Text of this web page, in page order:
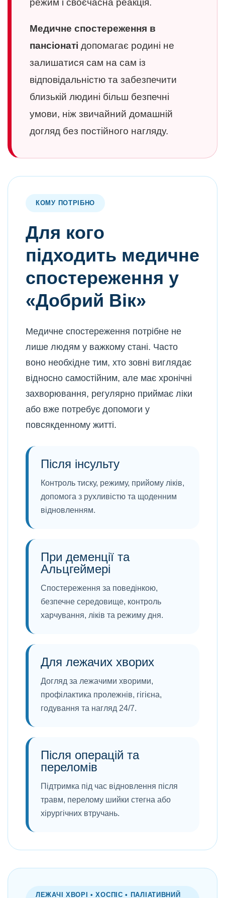
режим і своєчасна реакція.
Медичне спостереження в
пансіонаті допомагає родині не
залишатися сам на сам із
відповідальністю та забезпечити
близькій людині більш безпечні
умови, ніж звичайний домашній
догляд без постійного нагляду.
КОМУ ПОТРІБНО
Для кого
підходить медичне
спостереження у
«Добрий Вік»
Медичне спостереження потрібне не
лише людям у важкому стані. Часто
воно необхідне тим, хто зовні виглядає
відносно самостійним, але має хронічні
захворювання, регулярно приймає ліки
або вже потребує допомоги у
повсякденному житті.
Після інсульту
Контроль тиску, режиму, прийому ліків,
допомога з рухливістю та щоденним
відновленням.
При деменції та
Альцгеймері
Спостереження за поведінкою,
безпечне середовище, контроль
харчування, ліків та режиму дня.
Для лежачих хворих
Догляд за лежачими хворими,
профілактика пролежнів, гігієна,
годування та нагляд 24/7.
Після операцій та
переломів
Підтримка під час відновлення після
травм, перелому шийки стегна або
хірургічних втручань.
ЛЕЖАЧІ ХВОРІ • ХОСПІС • ПАЛІАТИВНИЙ